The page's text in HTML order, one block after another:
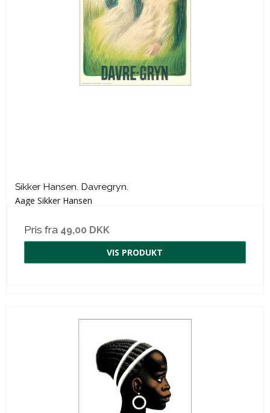
Sikker Hansen. Davregryn.
Aage Sikker Hansen
Pris fra 49,00 DKK
VIS PRODUKT